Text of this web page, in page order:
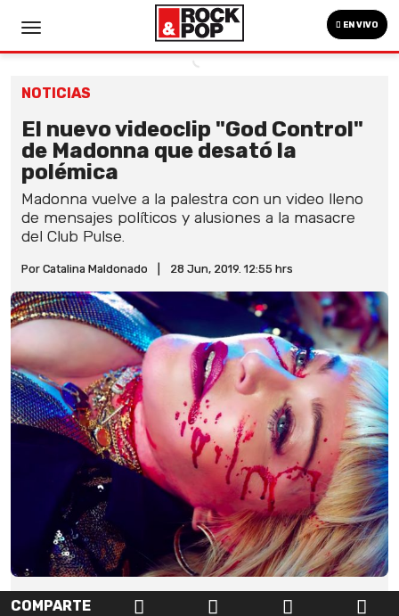
EN VIVO
NOTICIAS
El nuevo videoclip "God Control"
de Madonna que desató la
polémica
Madonna vuelve a la palestra con un video lleno
de mensajes políticos y alusiones a la masacre
del Club Pulse.
Por Catalina Maldonado 28 Jun, 2019. 12:55 hrs
COMPARTE